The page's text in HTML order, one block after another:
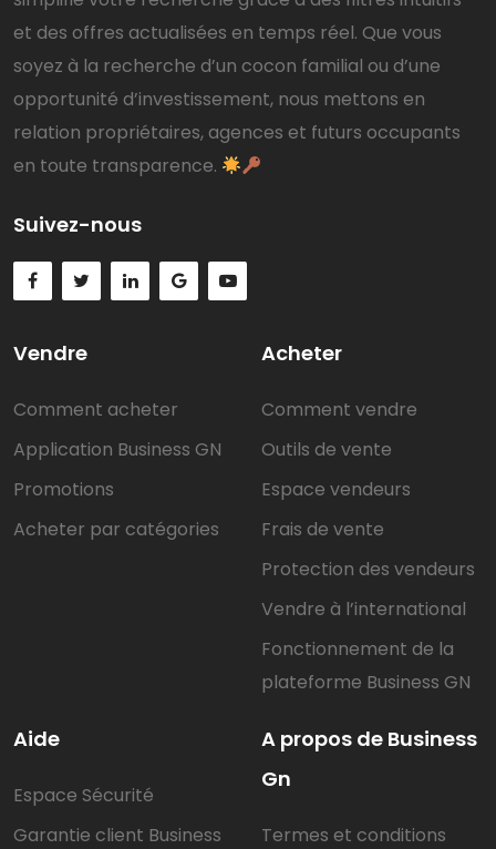
et des offres actualisées en temps réel. Que vous
soyez à la recherche d’un cocon familial ou d’une
opportunité d’investissement, nous mettons en
relation propriétaires, agences et futurs occupants
en toute transparence.
Suivez-nous
Vendre
Comment acheter
Application Business GN
Promotions
Acheter par catégories
Acheter
Comment vendre
Outils de vente
Espace vendeurs
Frais de vente
Protection des vendeurs
Vendre à l’international
Fonctionnement de la
plateforme Business GN
Aide
Espace Sécurité
Garantie client Business
A propos de Business
Gn
Termes et conditions